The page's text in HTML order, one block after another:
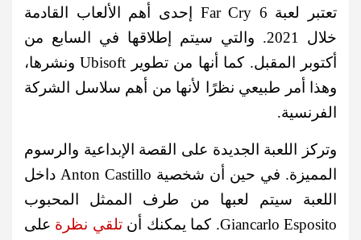
تعتبر لعبة Far Cry 6 إحدى أهم الألعاب القادمة
خلال 2021. والتي سيتم إطلاقها في السابع من
أكتوبر المقبل. كما أنها من تطوير Ubisoft ونشرها،
وهذا أمر طبيعي نظرًا لأنها من أهم سلاسل الشركة
الفرنسية.
وتركز اللعبة الجديدة على القصة الإبداعية والرسوم
المميزة. في حين أن شخصية Anton Castillo داخل
اللعبة سيتم لعبها من طرف الممثل المحبوب
Giancarlo Esposito. كما يمكنك أن
تلقي نظرة على